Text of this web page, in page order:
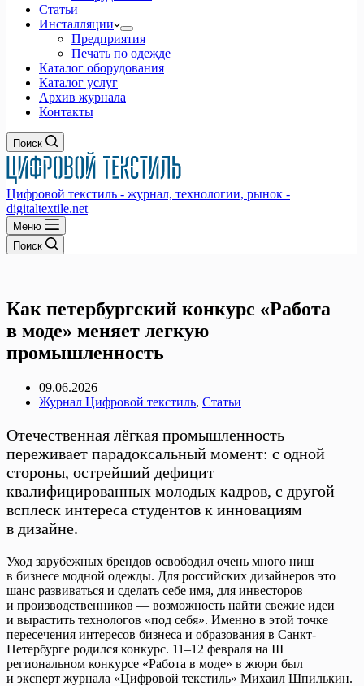
Статьи
Инсталляции
Предприятия
Печать по одежде
Каталог оборудования
Каталог услуг
Архив журнала
Контакты
Поиск
Цифровой текстиль - журнал, технологии, рынок -
digitaltextile.net
Меню
Поиск
Как петербургский конкурс «Работа
в моде» меняет легкую
промышленность
09.06.2026
Журнал Цифровой текстиль, Статьи
Отечественная лёгкая промышленность
переживает парадоксальный момент: с одной
стороны, острейший дефицит
квалифицированных молодых кадров, с другой —
всплеск интереса студентов к инновациям
в дизайне.
Уход зарубежных брендов освободил очень много ниш
в бизнесе модной одежды. Для российских дизайнеров это
шанс развиваться и сделать себе имя, для инвесторов
и производственников — возможность найти свежие идеи
и вырастить технологов «под себя». Именно в этой точке
пересечения интересов бизнеса и образования в Санкт-
Петербурге родился конкурс. 11–12 февраля на III
региональном конкурсе «Работа в моде» в жюри был
и эксперт журнала «Цифровой текстиль» Михаил Шпилькин.